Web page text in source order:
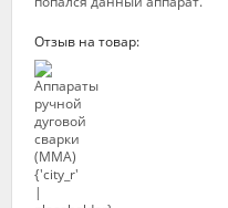
Отзыв на товар: